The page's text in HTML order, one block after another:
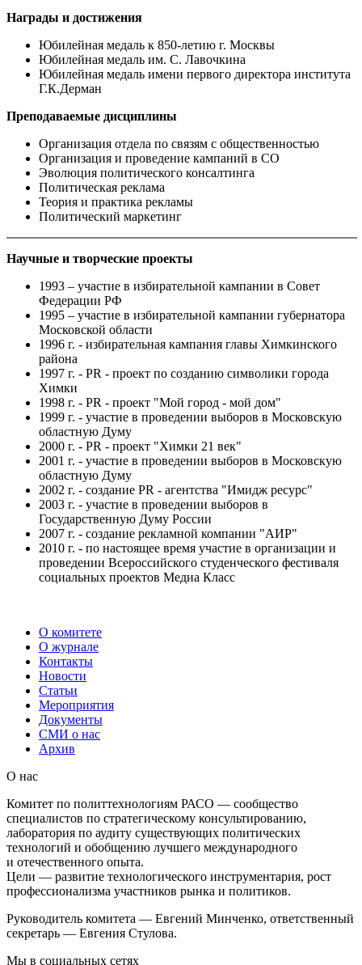
Награды и достижения
Юбилейная медаль к 850-летию г. Москвы
Юбилейная медаль им. С. Лавочкина
Юбилейная медаль имени первого директора института
Г.К.Дерман
Преподаваемые дисциплины
Организация отдела по связям с общественностью
Организация и проведение кампаний в СО
Эволюция политического консалтинга
Политическая реклама
Теория и практика рекламы
Политический маркетинг
Научные и творческие проекты
1993 – участие в избирательной кампании в Совет
Федерации РФ
1995 – участие в избирательной кампании губернатора
Московской области
1996 г. - избирательная кампания главы Химкинского
района
1997 г. - PR - проект по созданию символики города
Химки
1998 г. - PR - проект "Мой город - мой дом"
1999 г. - участие в проведении выборов в Московскую
областную Думу
2000 г. - PR - проект "Химки 21 век"
2001 г. - участие в проведении выборов в Московскую
областную Думу
2002 г. - создание PR - агентства "Имидж ресурс"
2003 г. - участие в проведении выборов в
Государственную Думу России
2007 г. - создание рекламной компании "АИР"
2010 г. - по настоящее время участие в организации и
проведении Всероссийского студенческого фестиваля
социальных проектов Медиа Класс
О комитете
О журнале
Контакты
Новости
Статьи
Мероприятия
Документы
СМИ о нас
Архив
О нас
Комитет по политтехнологиям РАСО — сообщество
специалистов по стратегическому консультированию,
лаборатория по аудиту существующих политических
технологий и обобщению лучшего международного
и отечественного опыта.
Цели — развитие технологического инструментария, рост
профессионализма участников рынка и политиков.
Руководитель комитета — Евгений Минченко, ответственный
секретарь — Евгения Стулова.
Мы в социальных сетях